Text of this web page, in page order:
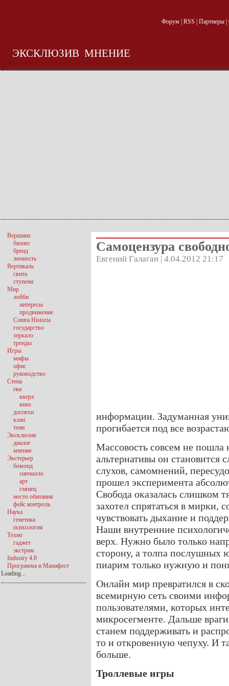
Форум| RSS Партнеры|
ЭКСКЛЮЗИВ МНЕНИЕ
Самоцензура
Евгений Галаган | 4.04.2012 21:17
информации. Задуманная
прогибается под все
Массовость совсем не пошла
альтернативы он становится
слухов, самомнений,
прошел эксперимента
Свобода оказалась слишком
захотел спрятаться в
чувствовать дыхание и
Наши внутренние
верх. Нужно было только
сторону, а толпа послушных
пиарим только нужную и
Онлайн мир превратился в
всемирную сеть своими
пользователями, которых
микросегменте. Дальше
станем поддерживать и
то и откровенную чепуху. И
больше.
Троллевые игры
Вершина
бизнес
бренд
личность
Вертикаль
свита
ступени
Мир
лобби
интересы
продвижение
Contra Historia
государство
зеркало
тренды
Игры
мифы
офис
руководство
Стена
ева
вверх
вниз
доспехи
клан
тени
Эксклюзив
диалог
мнение
Экстерьер
бомонд
синчилло
арт
глянец
место обитания
фейс контроль
Наука
генетика
психология
Техно
гаджет
экстрим
Industry 4.0
Программа и Манифест
Loading...